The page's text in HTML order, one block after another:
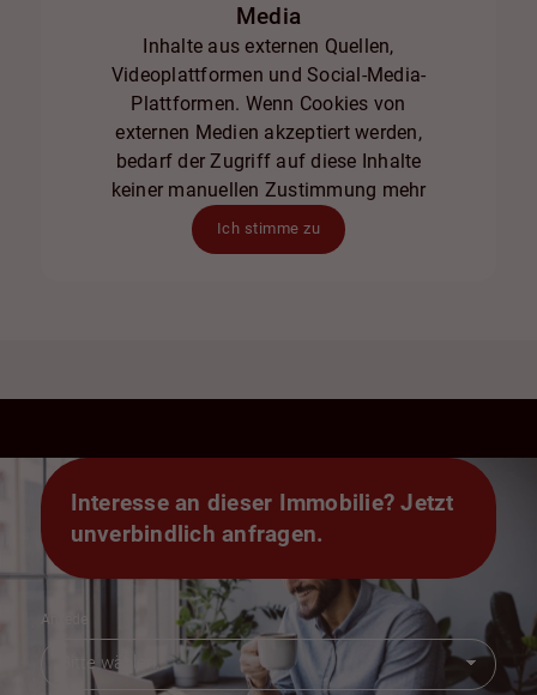
Media
Inhalte aus externen Quellen,
Videoplattformen und Social-Media-
Plattformen. Wenn Cookies von
externen Medien akzeptiert werden,
bedarf der Zugriff auf diese Inhalte
keiner manuellen Zustimmung mehr
Ich stimme zu
Interesse an dieser Immobilie? Jetzt
unverbindlich anfragen.
Anrede